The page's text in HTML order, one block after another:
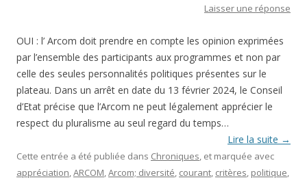
Laisser une réponse
OUI : l’ Arcom doit prendre en compte les opinion exprimées
par l’ensemble des participants aux programmes et non par
celle des seules personnalités politiques présentes sur le
plateau. Dans un arrêt en date du 13 février 2024, le Conseil
d’Etat précise que l’Arcom ne peut légalement apprécier le
respect du pluralisme au seul regard du temps…
Lire la suite →
Cette entrée a été publiée dans Chroniques, et marquée avec
appréciation,ARCOM,Arcom; diversité, courant, critères, politique,